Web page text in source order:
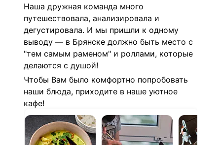
Наша дружная команда много
путешествовала, анализировала и
дегустировала. И мы пришли к одному
выводу — в Брянске должно быть место с
"тем самым раменом" и роллами, которые
делаются с душой!
Чтобы Вам было комфортно попробовать
наши блюда, приходите в наше уютное
кафе!